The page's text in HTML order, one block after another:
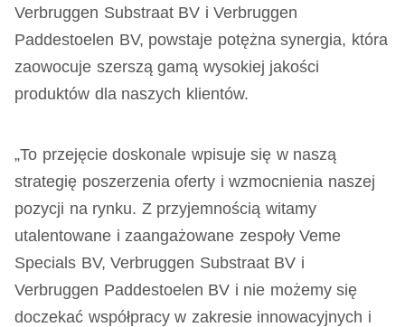
Verbruggen Substraat BV i Verbruggen
Paddestoelen BV, powstaje potężna synergia, która
zaowocuje szerszą gamą wysokiej jakości
produktów dla naszych klientów.
„To przejęcie doskonale wpisuje się w naszą
strategię poszerzenia oferty i wzmocnienia naszej
pozycji na rynku. Z przyjemnością witamy
utalentowane i zaangażowane zespoły Veme
Specials BV, Verbruggen Substraat BV i
Verbruggen Paddestoelen BV i nie możemy się
doczekać współpracy w zakresie innowacyjnych i